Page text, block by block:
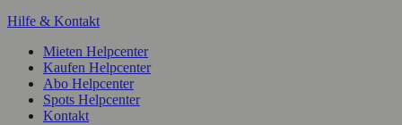
Hilfe & Kontakt
Mieten Helpcenter
Kaufen Helpcenter
Abo Helpcenter
Spots Helpcenter
Kontakt